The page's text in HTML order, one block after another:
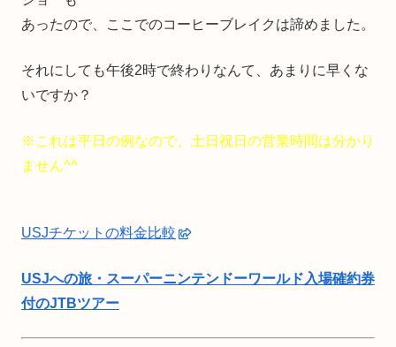
あったので、ここでのコーヒーブレイクは諦めました。
それにしても午後2時で終わりなんて、あまりに早くな
いですか？
※これは平日の例なので、土日祝日の営業時間は分かり
ません^^
USJチケットの料金比較
USJへの旅・スーパーニンテンドーワールド入場確約券
付のJTBツアー